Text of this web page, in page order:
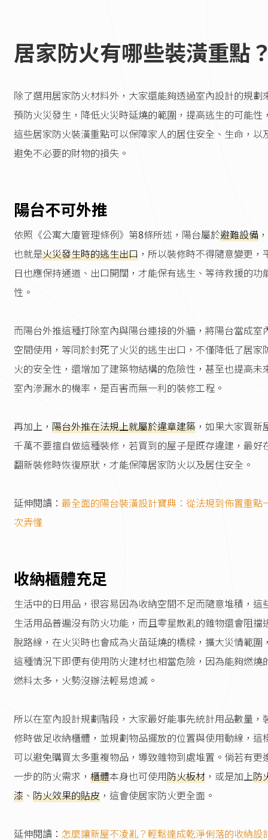
居家防火有哪些裝潢重點
除了選用居家防火材料外，大家還能夠透過室內設計的規劃
預防火災發生，降低火災時延燒的範圍，提高逃生的可能性
這些居家防火裝潢重點可以保障家人的居住安全、生命，以
避免不必要的財物的損失。
陽台不可外推
依照《公寓大廈管理條例》第8條所述，陽台屬於避難設備 ，
也就是火災發生時的逃生出口 ，所以裝修時不得隨意變更，
日也應保持通道、出口開闊，才能保有逃生、等待救援的功
性。
而陽台外推這種打除室內與陽台連接的外牆，將陽台當成室
空間使用，等同於封死了火災的逃生出口，不僅降低了居家
火的安全性，還增加了建築物結構的危險性，甚至也提高未
室內滲漏水的機率，是百害而無一利的裝修工程。
再加上， 陽台外推在法規上就屬於違章建築 ，如果大家買新
千萬不要擅自做這種裝修，若買到的屋子是既存違建，最好
翻新裝修時恢復原狀，才能保障居家防火以及居住安全。
延伸閱讀： 最全面的陽台裝潢設計寶典：從法規到佈置重點
次弄懂
收納櫃體充足
生活中的日用品，很容易因為收納空間不足而隨意堆積，這
生活用品普遍沒有防火功能，而且零星散亂的雜物還會阻擋
脫路線，在火災時也會成為火苗延燒的橋樑，擴大災情範圍
這種情況下即便有使用防火建材也相當危險，因為能夠燃燒
燃料太多，火勢沒辦法輕易熄滅。
所以在室內設計規劃階段，大家最好能事先統計用品數量，
修時做足收納櫃體，並規劃物品擺放的位置與使用動線，這
可以避免購買太多重複物品，導致雜物到處堆置。倘若有更
一步的防火需求， 櫃體本身也可使用防火板材 ，或是加上防
漆 、 防火效果的貼皮 ，這會使居家防火更全面。
延伸閱讀： 怎麼讓新屋不凌亂？輕鬆達成乾淨俐落的收納設